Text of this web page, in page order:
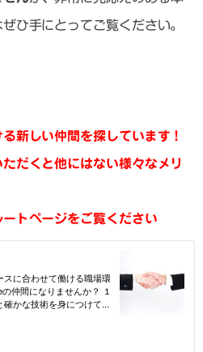
ひ手にとってご覧ください。
新しい仲間を探しています！
だくと他にはない様々なメリ
トページをご覧ください